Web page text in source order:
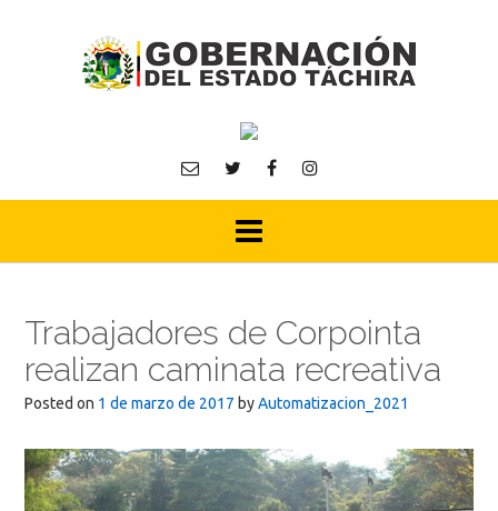
Trabajadores de Corpointa
realizan caminata recreativa
Posted on 1 de marzo de 2017 byAutomatizacion_2021